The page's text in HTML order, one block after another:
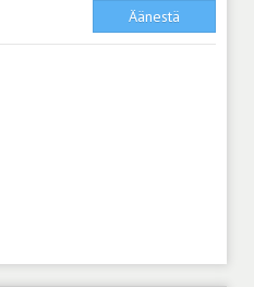
Äänestä